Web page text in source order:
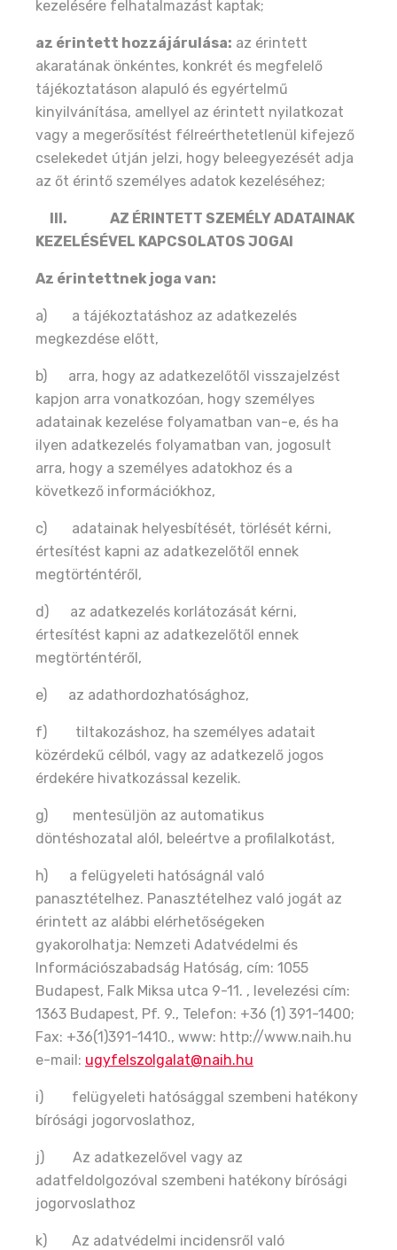
kezelésére felhatalmazást kaptak;
az érintett hozzájárulása: az érintett
akaratának önkéntes, konkrét és megfelelő
tájékoztatáson alapuló és egyértelmű
kinyilvánítása, amellyel az érintett nyilatkozat
vagy a megerősítést félreérthetetlenül kifejező
cselekedet útján jelzi, hogy beleegyezését adja
az őt érintő személyes adatok kezeléséhez;
III.
AZ ÉRINTETT SZEMÉLY ADATAINAK
KEZELÉSÉVEL KAPCSOLATOS JOGAI
Az érintettnek joga van:
a) a tájékoztatáshoz az adatkezelés
megkezdése előtt,
b) arra, hogy az adatkezelőtől visszajelzést
kapjon arra vonatkozóan, hogy személyes
adatainak kezelése folyamatban van-e, és ha
ilyen adatkezelés folyamatban van, jogosult
arra, hogy a személyes adatokhoz és a
következő információkhoz,
c) adatainak helyesbítését, törlését kérni,
értesítést kapni az adatkezelőtől ennek
megtörténtéről,
d) az adatkezelés korlátozását kérni,
értesítést kapni az adatkezelőtől ennek
megtörténtéről,
e) az adathordozhatósághoz,
f) tiltakozáshoz, ha személyes adatait
közérdekű célból, vagy az adatkezelő jogos
érdekére hivatkozással kezelik.
g) mentesüljön az automatikus
döntéshozatal alól, beleértve a profilalkotást,
h) a felügyeleti hatóságnál való
panasztételhez. Panasztételhez való jogát az
érintett az alábbi elérhetőségeken
gyakorolhatja: Nemzeti Adatvédelmi és
Információszabadság Hatóság, cím: 1055
Budapest, Falk Miksa utca 9-11. , levelezési cím:
1363 Budapest, Pf. 9., Telefon: +36 (1) 391-1400;
Fax: +36(1)391-1410., www: http://www.naih.hu
e-mail: ugyfelszolgalat@naih.hu
i) felügyeleti hatósággal szembeni hatékony
bírósági jogorvoslathoz,
j) Az adatkezelővel vagy az
adatfeldolgozóval szembeni hatékony bírósági
jogorvoslathoz
k) Az adatvédelmi incidensről való